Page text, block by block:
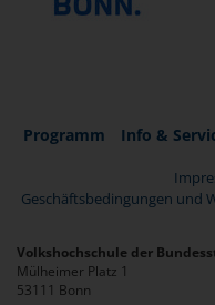
Programm Info &
Geschäftsbedingungen und
Volkshochschule der
Mülheimer Platz 1
53111 Bonn